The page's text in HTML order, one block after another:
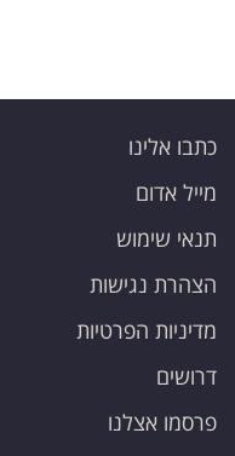
כתבו אלינו
מייל אדום
תנאי שימוש
הצהרת נגישות
מדיניות הפרטיות
דרושים
פרסמו אצלנו